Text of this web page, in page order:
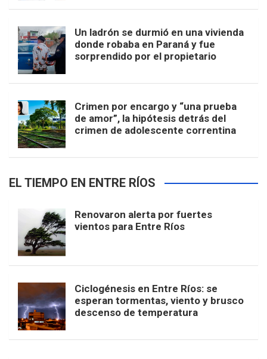
Un ladrón se durmió en una vivienda
donde robaba en Paraná y fue
sorprendido por el propietario
Crimen por encargo y “una prueba
de amor”, la hipótesis detrás del
crimen de adolescente correntina
EL TIEMPO EN ENTRE RÍOS
Renovaron alerta por fuertes
vientos para Entre Ríos
Ciclogénesis en Entre Ríos: se
esperan tormentas, viento y brusco
descenso de temperatura